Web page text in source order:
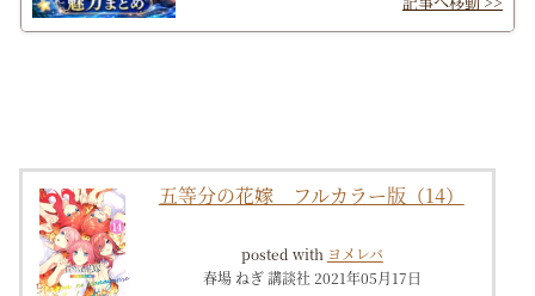
五等分の花嫁 フルカラー版（14）
posted with ヨメレバ
春場 ねぎ 講談社 2021年05月17日